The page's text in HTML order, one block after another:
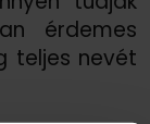
érdemes
teljes nevét